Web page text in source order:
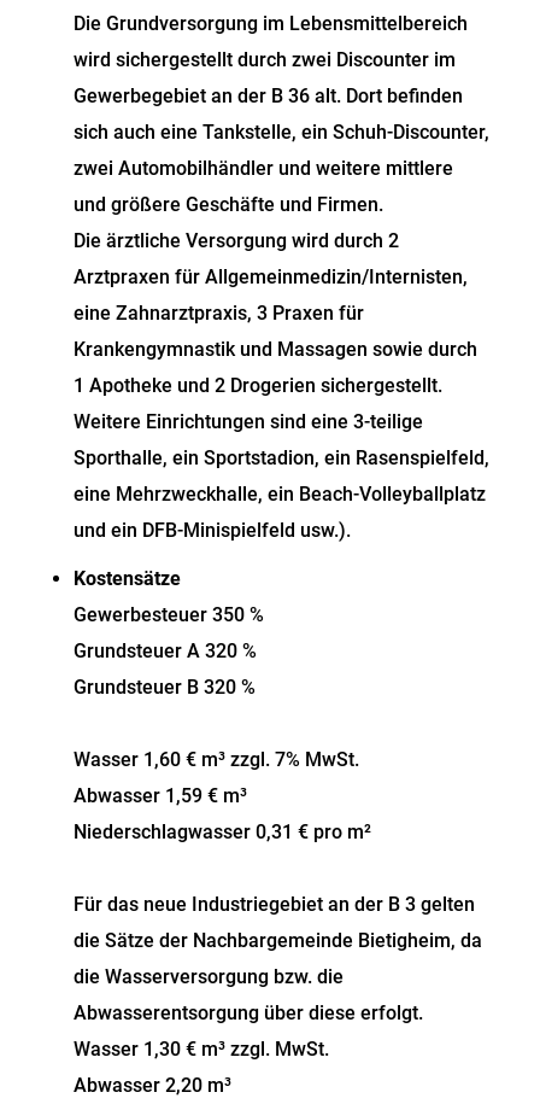
Die Grundversorgung im Lebensmittelbereich
wird sichergestellt durch zwei Discounter im
Gewerbegebiet an der B 36 alt. Dort befinden
sich auch eine Tankstelle, ein Schuh-Discounter,
zwei Automobilhändler und weitere mittlere
und größere Geschäfte und Firmen.
Die ärztliche Versorgung wird durch 2
Arztpraxen für Allgemeinmedizin/Internisten,
eine Zahnarztpraxis, 3 Praxen für
Krankengymnastik und Massagen sowie durch
1 Apotheke und 2 Drogerien sichergestellt.
Weitere Einrichtungen sind eine 3-teilige
Sporthalle, ein Sportstadion, ein Rasenspielfeld,
eine Mehrzweckhalle, ein Beach-Volleyballplatz
und ein DFB-Minispielfeld usw.).
Kostensätze
Gewerbesteuer 350 %
Grundsteuer A 320 %
Grundsteuer B 320 %
Wasser 1,60 € m³ zzgl. 7% MwSt.
Abwasser 1,59 € m³
Niederschlagwasser 0,31 € pro m²
Für das neue Industriegebiet an der B 3 gelten
die Sätze der Nachbargemeinde Bietigheim, da
die Wasserversorgung bzw. die
Abwasserentsorgung über diese erfolgt.
Wasser 1,30 € m³ zzgl. MwSt.
Abwasser 2,20 m³